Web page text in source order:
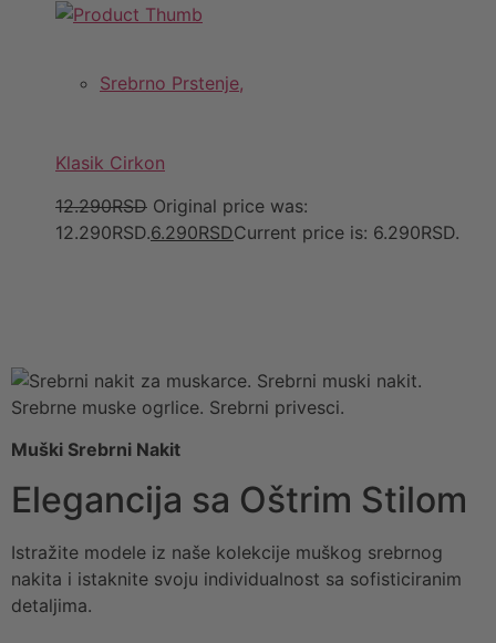
Srebrno Prstenje,
Klasik Cirkon
12.290RSD Original price was:
12.290RSD.6.290RSDCurrent price is: 6.290RSD.
Muški Srebrni Nakit
Elegancija sa Oštrim Stilom
Istražite modele iz naše kolekcije muškog srebrnog
nakita i istaknite svoju individualnost sa sofisticiranim
detaljima.